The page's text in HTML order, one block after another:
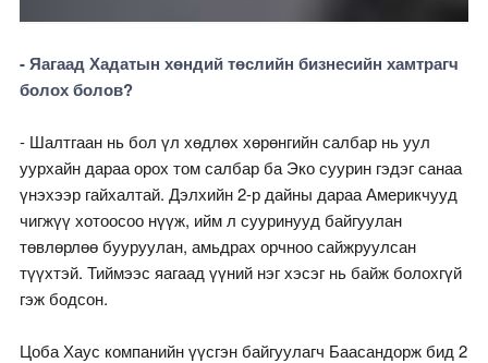
- Яагаад Хадатын хөндий төслийн бизнесийн хамтрагч
болох болов?
- Шалтгаан нь бол үл хөдлөх хөрөнгийн салбар нь уул
уурхайн дараа орох том салбар ба Эко суурин гэдэг санаа
үнэхээр гайхалтай. Дэлхийн 2-р дайны дараа Америкчууд
чигжүү хотоосоо нүүж, ийм л сууринууд байгуулан
төвлөрлөө бууруулан, амьдрах орчноо сайжруулсан
түүхтэй. Тиймээс яагаад үүний нэг хэсэг нь байж болохгүй
гэж бодсон.
Цоба Хаус компанийн үүсгэн байгуулагч Баасандорж бид 2